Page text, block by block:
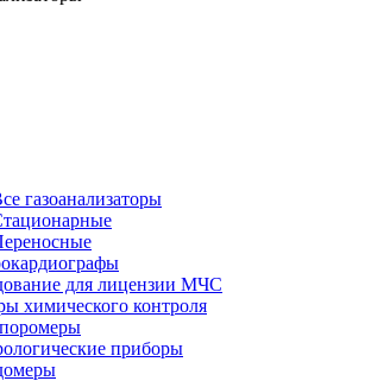
газоанализаторы
для лицензии МЧС
химического контроля
приборы